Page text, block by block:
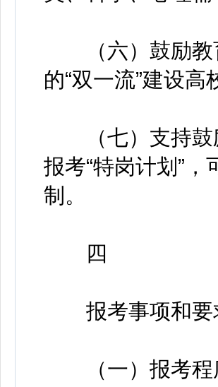
（六）鼓励教
的“双一流”建设高
（七）支持鼓
报考“特岗计划”
制。
四
报考事项和要
（一）报考程